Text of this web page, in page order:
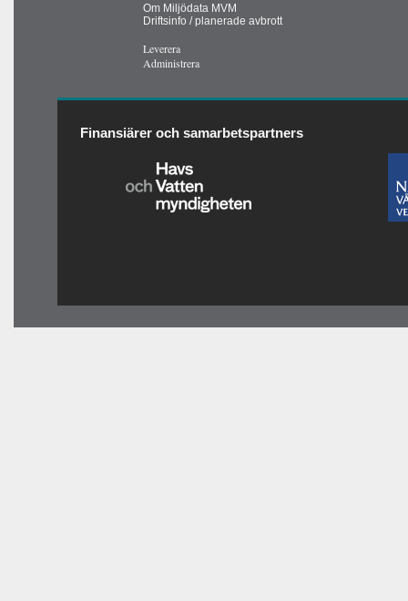
Om Miljödata MVM
Driftsinfo / planerade avbrott
Leverera
Administrera
Finansiärer och samarbetspartners